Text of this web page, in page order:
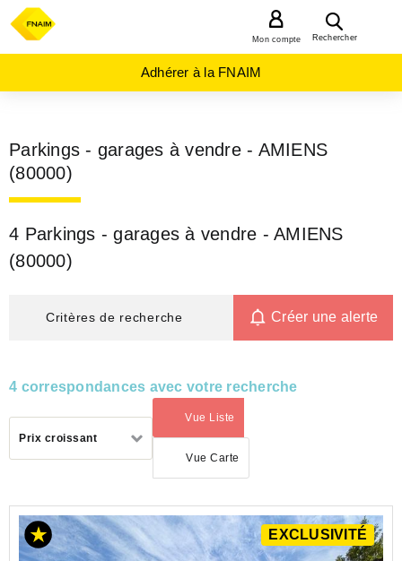
Rechercher
Mon compte
Adhérer à la FNAIM
Parkings - garages à vendre - AMIENS
(80000)
4 Parkings - garages à vendre - AMIENS
(80000)
Critères de recherche Créer une alerte
4 correspondances avec votre recherche
Prix croissant
Vue Liste
(activé)
Vue Carte
ACHAT
PARKING
EXCLUSIVITÉ